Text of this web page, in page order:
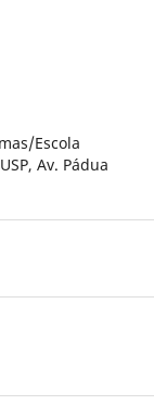
Escola
Av. Pádua